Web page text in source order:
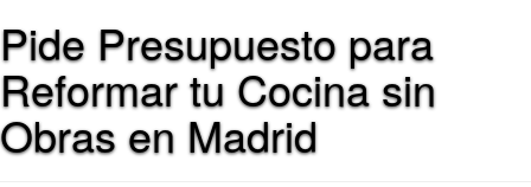
Pide Presupuesto para
Reformar tu Cocina sin
Obras en Madrid